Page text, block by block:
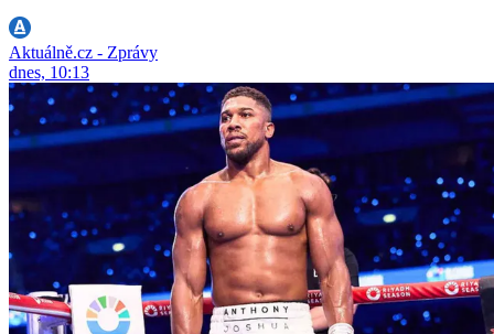
Aktuálně.cz - Zprávy
dnes, 10:13